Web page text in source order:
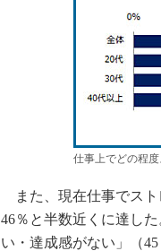
仕事上でどの程
また、現在仕事でスト
46％と半数近くに達し
い・達成感がない」（